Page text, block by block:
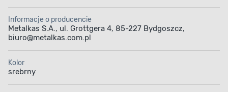
Informacje o producencie
Metalkas S.A., ul. Grottgera 4, 85-227 Bydgoszcz,
biuro@metalkas.com.pl
Kolor
srebrny